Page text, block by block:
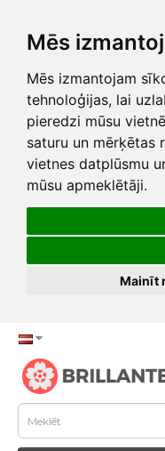
Mēs
Mēs izmantojam
tehnoloģijas, lai
pieredzi mūsu
saturu un mērķētas
vietnes datplūsmu
mūsu apmeklētāji.
Mainīt